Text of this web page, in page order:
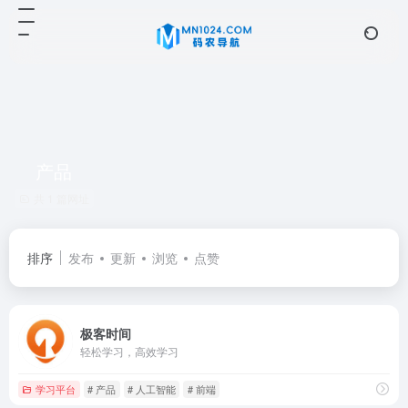
排序 发布 更新 浏览 点赞
极客时间
轻松学习，高效学习
学习平台 # 产品 # 人工智能 # 前端